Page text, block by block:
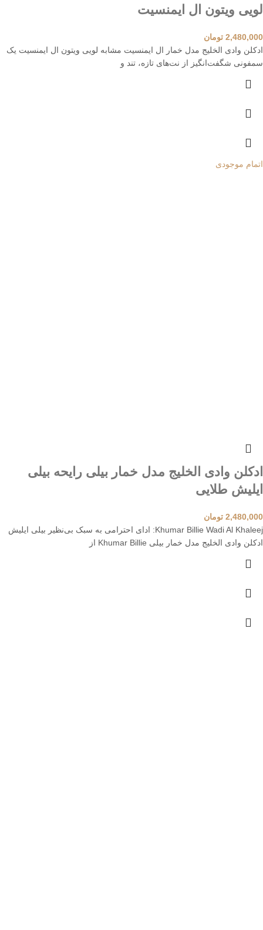
لویی ویتون ال ایمنسیت
2,480,000 تومان
ادکلن وادی الخلیج مدل خمار ال ایمنسیت مشابه لویی ویتون ال ایمنسیت یک
سمفونی شگفت‌انگیز از نت‌های تازه، تند و
اتمام موجودی
ادکلن وادی الخلیج مدل خمار بیلی رایحه بیلی
ایلیش طلایی
2,480,000 تومان
Khumar Billie Wadi Al Khaleej: ادای احترامی به سبک بی‌نظیر بیلی ایلیش
ادکلن وادی الخلیج مدل خمار بیلی Khumar Billie از